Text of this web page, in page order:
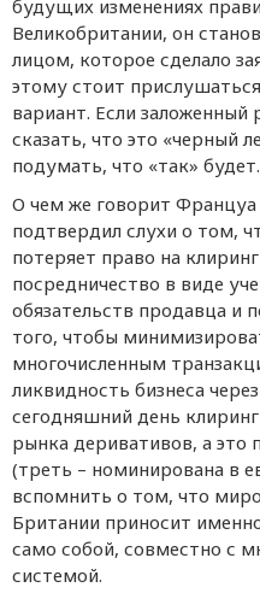
будущих изменениях
Великобритании, он
лицом, которое сделало
этому стоит
вариант. Если заложенный
сказать, что это «черный
подумать, что «так» будет.
О чем же говорит Француа
подтвердил слухи о том,
потеряет право на
посредничество в виде
обязательств продавца и
того, чтобы
многочисленным
ликвидность бизнеса
сегодняшний день
рынка деривативов, а это
(треть – номинирована в
вспомнить о том, что
Британии приносит
само собой, совместно с
системой.